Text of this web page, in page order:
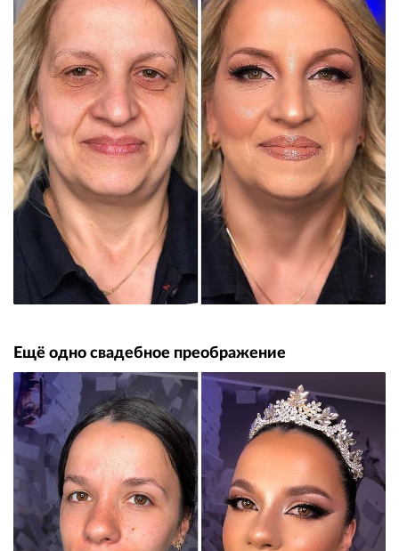
Ещё одно свадебное преображение